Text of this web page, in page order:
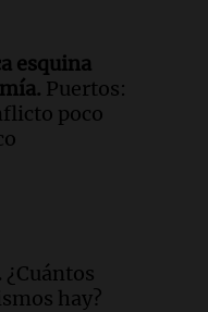
esquina
Puertos:
poco
¿Cuántos
hay?